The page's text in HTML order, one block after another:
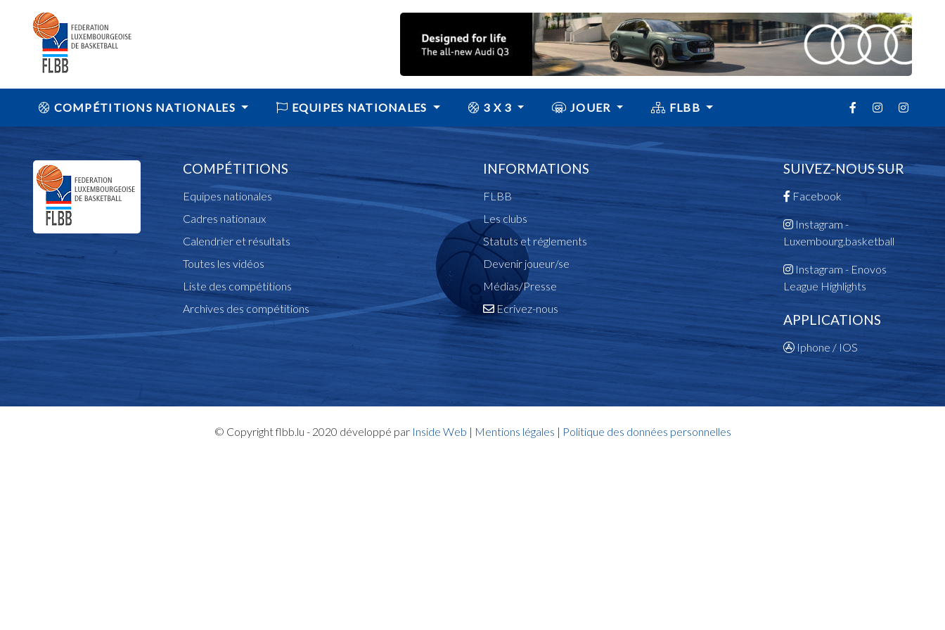
COMPÉTITIONS NATIONALES EQUIPES NATIONALES 3 X 3 JOUER FLBB
COMPÉTITIONS
Equipes nationales
Cadres nationaux
Calendrier et résultats
Toutes les vidéos
Liste des compétitions
Archives des compétitions
INFORMATIONS
FLBB
Les clubs
Statuts et réglements
Devenir joueur/se
Médias/Presse
Ecrivez-nous
SUIVEZ-NOUS SUR
Facebook
Instagram -
Luxembourg.basketball
Instagram - Enovos
League Highlights
APPLICATIONS
Iphone / IOS
© Copyright flbb.lu - 2020 développé par Inside Web | Mentions légales | Politique des données personnelles